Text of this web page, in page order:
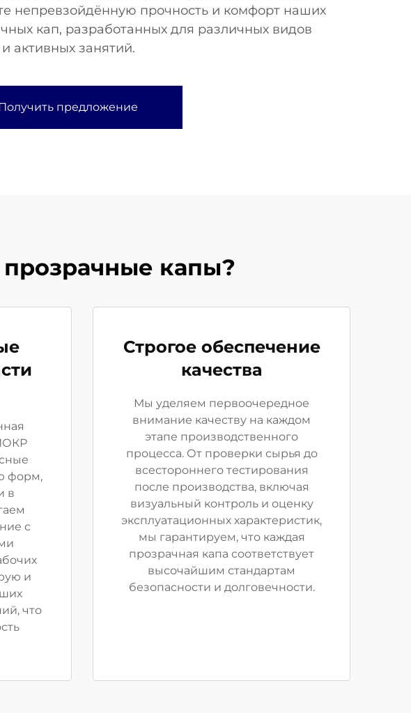
непревзойдённую прочность и комфорт наших
кап, разработанных для различных видов
активных занятий.
предложение
капы?
форм,
в
с
и
что
Строгое обеспечение
качества
Мы уделяем первоочередное
внимание качеству на каждом
этапе производственного
процесса. От проверки сырья до
всестороннего тестирования
после производства, включая
визуальный контроль и оценку
эксплуатационных характеристик,
мы гарантируем, что каждая
прозрачная капа соответствует
высочайшим стандартам
безопасности и долговечности.